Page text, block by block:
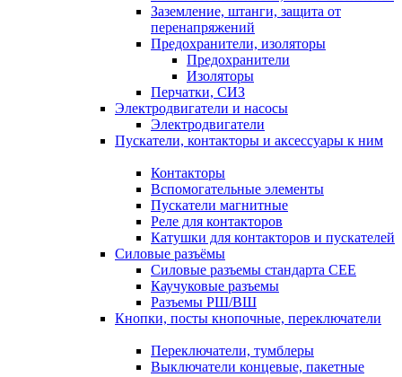
Заземление, штанги, защита от
перенапряжений
Предохранители, изоляторы
Предохранители
Изоляторы
Перчатки, СИЗ
Электродвигатели и насосы
Электродвигатели
Пускатели, контакторы и аксессуары к ним
Контакторы
Вспомогательные элементы
Пускатели магнитные
Реле для контакторов
Катушки для контакторов и пускателей
Силовые разъёмы
Силовые разъемы стандарта СЕЕ
Каучуковые разъемы
Разъемы РШ/ВШ
Кнопки, посты кнопочные, переключатели
Переключатели, тумблеры
Выключатели концевые, пакетные